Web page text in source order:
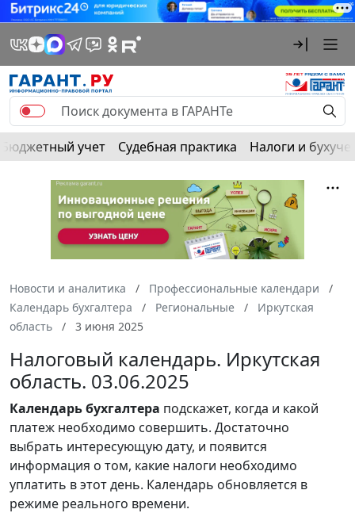
Бюджетный учет Судебная практика Налоги и
Новости и аналитика
Профессиональные календари
Календарь бухгалтера
Региональные
Иркутская
область
3 июня 2025
Налоговый календарь. Иркутская
область. 03.06.2025
Календарьбухгалтера подскажет, когда и какой
платеж необходимо совершить. Достаточно
выбрать интересующую дату, и появится
информация о том, какие налоги необходимо
уплатить в этот день. Календарь обновляется в
режиме реального времени.